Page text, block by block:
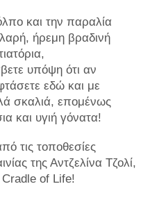
και την παραλία
ήρεμη βραδινή
υπόψη ότι αν
εδώ και με
σκαλιά, επομένως
και υγιή γόνατα!
τις τοποθεσίες
της Αντζελίνα Τζολί,
of Life!